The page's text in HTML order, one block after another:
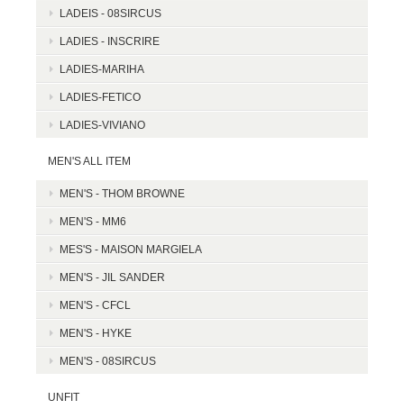
LADEIS - 08SIRCUS
LADIES - INSCRIRE
LADIES-MARIHA
LADIES-FETICO
LADIES-VIVIANO
MEN'S ALL ITEM
MEN'S - THOM BROWNE
MEN'S - MM6
MES'S - MAISON MARGIELA
MEN'S - JIL SANDER
MEN'S - CFCL
MEN'S - HYKE
MEN'S - 08SIRCUS
UNFIT